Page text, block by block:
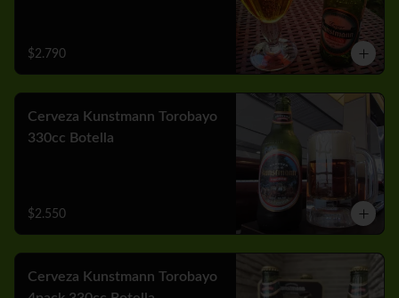
$2.790
Cerveza Kunstmann Torobayo
330cc Botella
$2.550
Cerveza Kunstmann Torobayo